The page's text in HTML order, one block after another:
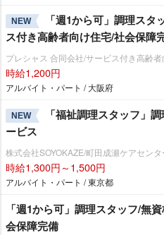
NEW
「週1から可」調理ス
ス付き高齢者向け住宅/社会保障
プレシャス 合同会社/サービス付き高齢
時給1,200円
アルバイト・パート / 大阪府
NEW
「福祉調理スタッフ」
ービス
株式会社SOYOKAZE/町田成瀬ケアセンタ
時給1,300円～1,500円
アルバイト・パート / 東京都
「週1から可」調理スタッフ/無
会保障完備